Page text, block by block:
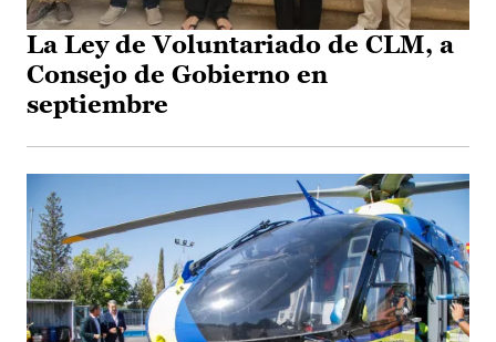
La Ley de Voluntariado de CLM, a
Consejo de Gobierno en
septiembre